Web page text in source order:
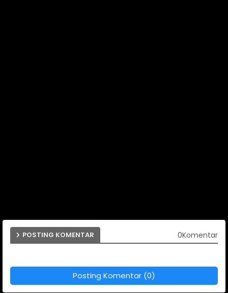
POSTING KOMENTAR 0Komentar
Posting Komentar (0)